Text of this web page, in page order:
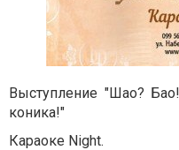
Выступление "Шао?
коника!"
Караоке Night.